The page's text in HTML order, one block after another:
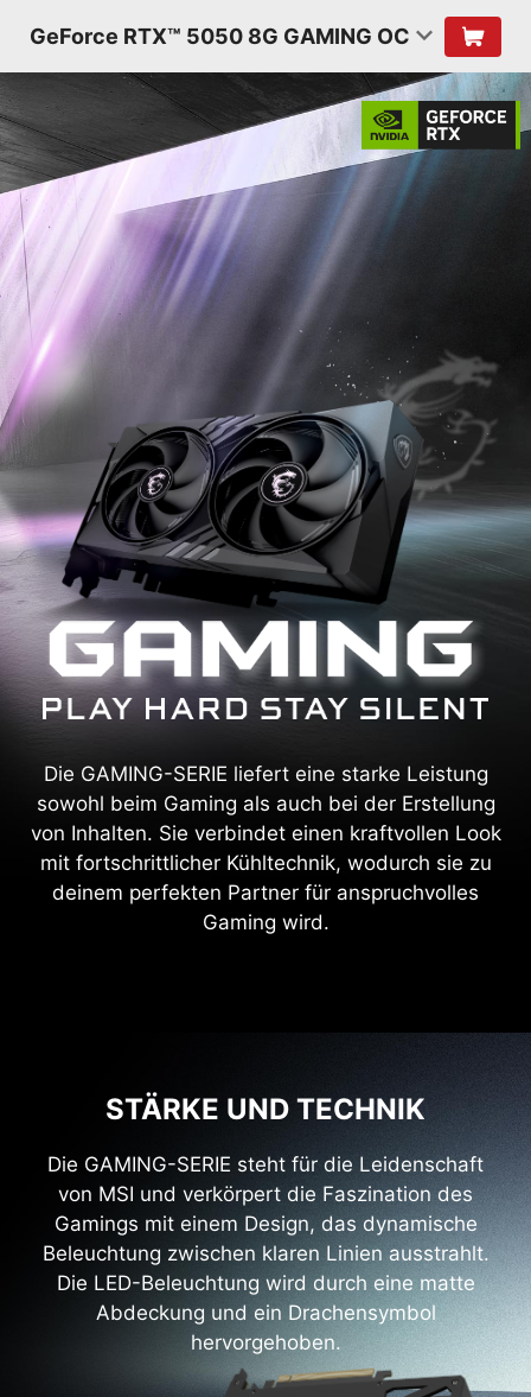
GeForce RTX™ 5050 8G GAMING OC
Die GAMING-SERIE liefert eine starke Leistung
sowohl beim Gaming als auch bei der Erstellung
von Inhalten. Sie verbindet einen kraftvollen Look
mit fortschrittlicher Kühltechnik, wodurch sie zu
deinem perfekten Partner für anspruchvolles
Gaming wird.
STÄRKE UND TECHNIK
Die GAMING-SERIE steht für die Leidenschaft
von MSI und verkörpert die Faszination des
Gamings mit einem Design, das dynamische
Beleuchtung zwischen klaren Linien ausstrahlt.
Die LED-Beleuchtung wird durch eine matte
Abdeckung und ein Drachensymbol
hervorgehoben.